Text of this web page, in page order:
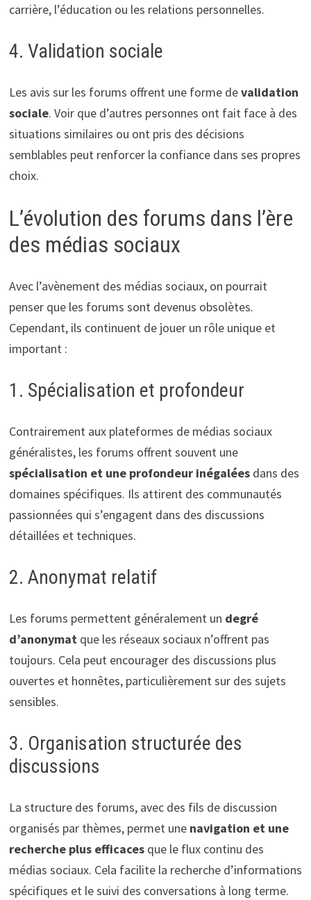
carrière, l’éducation ou les relations personnelles.
4. Validation sociale
Les avis sur les forums offrent une forme devalidation
sociale. Voir que d’autres personnes ont fait face à des
situations similaires ou ont pris des décisions
semblables peut renforcer la confiance dans ses propres
choix.
L’évolution des forums dans l’ère
des médias sociaux
Avec l’avènement des médias sociaux, on pourrait
penser que les forums sont devenus obsolètes.
Cependant, ils continuent de jouer un rôle unique et
important :
1. Spécialisation et profondeur
Contrairement aux plateformes de médias sociaux
généralistes, les forums offrent souvent une
spécialisation et une profondeur inégaléesdans des
domaines spécifiques. Ils attirent des communautés
passionnées qui s’engagent dans des discussions
détaillées et techniques.
2. Anonymat relatif
Les forums permettent généralement un degré
d’anonymatque les réseaux sociaux n’offrent pas
toujours. Cela peut encourager des discussions plus
ouvertes et honnêtes, particulièrement sur des sujets
sensibles.
3. Organisation structurée des
discussions
La structure des forums, avec des fils de discussion
organisés par thèmes, permet une navigation et une
recherche plus efficacesque le flux continu des
médias sociaux. Cela facilite la recherche d’informations
spécifiques et le suivi des conversations à long terme.